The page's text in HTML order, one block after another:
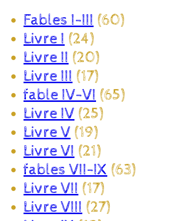
Fables I-III (60)
Livre I (24)
Livre II (20)
Livre III (17)
fable IV-VI (65)
Livre IV (25)
Livre V (19)
Livre VI (21)
fables VII-IX (63)
Livre VII (17)
Livre VIII (27)